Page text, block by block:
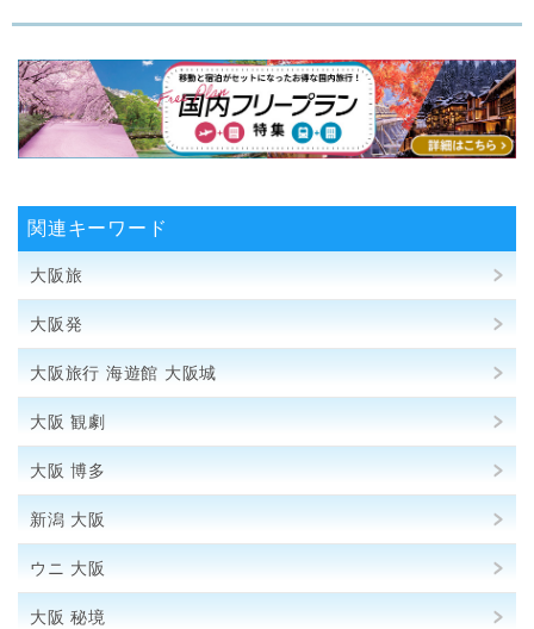
関連キーワード
大阪旅
大阪発
大阪旅行 海遊館 大阪城
大阪 観劇
大阪 博多
新潟 大阪
ウニ 大阪
大阪 秘境